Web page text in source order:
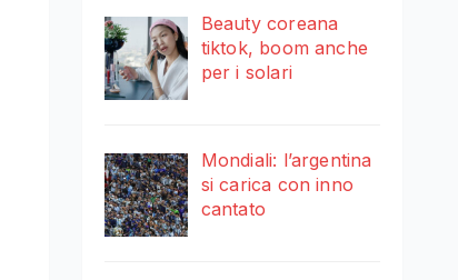
Beauty coreana
tiktok, boom anche
per i solari
Mondiali: l’argentina
si carica con inno
cantato